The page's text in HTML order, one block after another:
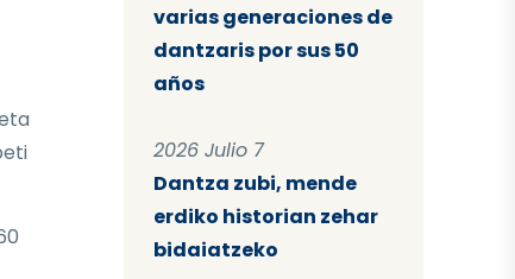
varias generaciones de
dantzaris por sus 50
años
2026 Julio 7
Dantza zubi, mende
erdiko historian zehar
bidaiatzeko